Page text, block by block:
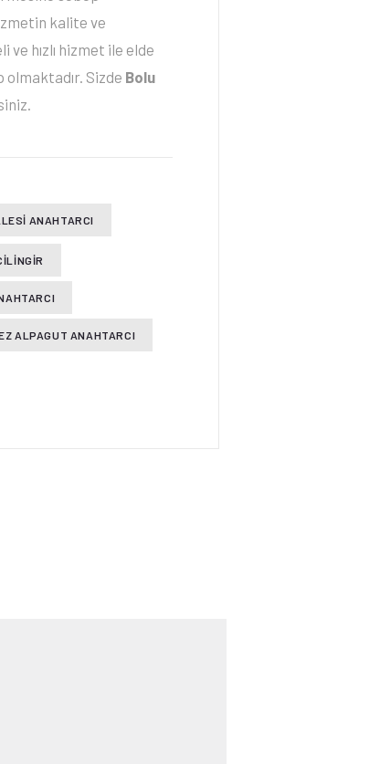
kalite ve
hızlı hizmet ile elde
Sizde Bolu
ANAHTARCI
ALPAGUT ANAHTARCI